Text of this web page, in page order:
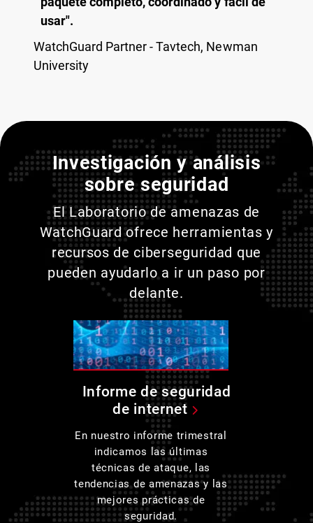
usar".
WatchGuard Partner - Tavtech, Newman
University
Investigación y análisis
sobre seguridad
El Laboratorio de amenazas de
WatchGuard ofrece herramientas y
recursos de ciberseguridad que
pueden ayudarlo a ir un paso por
delante.
Informe de seguridad
de internet
En nuestro informe trimestral
indicamos las últimas
técnicas de ataque, las
tendencias de amenazas y las
mejores prácticas de
seguridad.